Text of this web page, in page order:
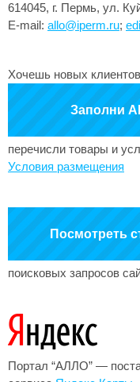
614045, г. Пермь, ул.
E-mail: allo@iperm.ru;
Хочешь новых
Заполни
перечисли товары и
Условия размещения
Посмотреть
поисковых запросов
Портал “АЛЛО” —